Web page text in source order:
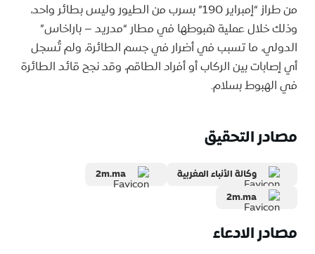
من طراز “إمبراير 190” بسرب من الطيور وليس بطائر واحد،
وذلك خلال عملية هبوطها في مطار “مدريد – باراخاس”
الدولي، ما تسبب في أضرار في جسم الطائرة، ولم تُسجل
أي إصابات بين الركاب أو أفراد الطاقم، وقد نجح قائد الطائرة
في الهبوط بسلام.
مصادر التحقيق
وكالة الأنباء المغربية
2m.ma
2m.ma
مصادر الادعاء